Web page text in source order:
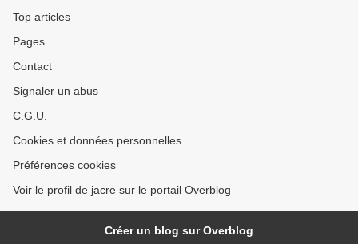
Top articles
Pages
Contact
Signaler un abus
C.G.U.
Cookies et données personnelles
Préférences cookies
Voir le profil de jacre sur le portail Overblog
Créer un blog sur Overblog